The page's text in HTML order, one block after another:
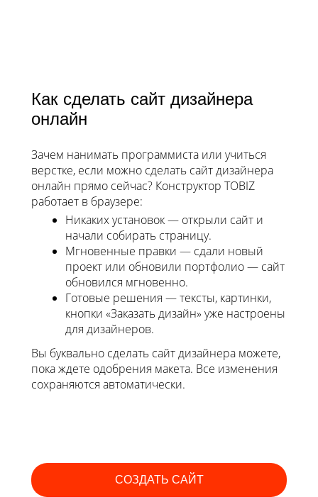
Как сделать сайт дизайнера
онлайн
Зачем нанимать программиста или учиться
верстке, если можно сделать сайт дизайнера
онлайн прямо сейчас? Конструктор TOBIZ
работает в браузере:
Никаких установок — открыли сайт и
начали собирать страницу.
Мгновенные правки — сдали новый
проект или обновили портфолио — сайт
обновился мгновенно.
Готовые решения — тексты, картинки,
кнопки «Заказать дизайн» уже настроены
для дизайнеров.
Вы буквально сделать сайт дизайнера можете,
пока ждете одобрения макета. Все изменения
сохраняются автоматически.
СОЗДАТЬ САЙТ